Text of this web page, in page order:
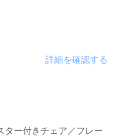
詳細を確認する
ー付きチェア／フレー